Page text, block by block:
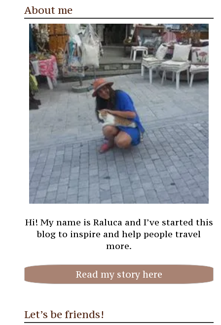
About me
Hi! My name is Raluca and I’ve started this
blog to inspire and help people travel
more.
Read my story here
Let’s be friends!